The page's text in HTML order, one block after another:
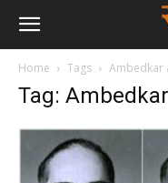
Home Tags Ambedkar
Tag: